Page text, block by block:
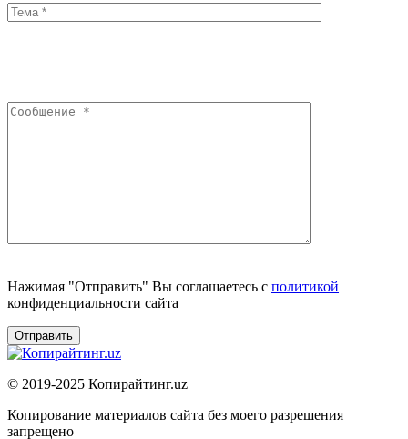
Нажимая "Отправить" Вы соглашаетесь с политикой
конфиденциальности сайта
© 2019-2025 Копирайтинг.uz
Копирование материалов сайта без моего разрешения
запрещено